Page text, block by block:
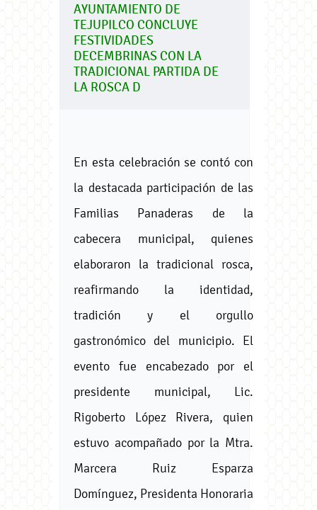
AYUNTAMIENTO DE
TEJUPILCO CONCLUYE
FESTIVIDADES
DECEMBRINAS CON LA
TRADICIONAL PARTIDA DE
LA ROSCA D
En esta celebración se contó con
la destacada participación de las
Familias Panaderas de la
cabecera municipal, quienes
elaboraron la tradicional rosca,
reafirmando la identidad,
tradición y el orgullo
gastronómico del municipio. El
evento fue encabezado por el
presidente municipal, Lic.
Rigoberto López Rivera, quien
estuvo acompañado por la Mtra.
Marcera Ruiz Esparza
Domínguez, Presidenta Honoraria